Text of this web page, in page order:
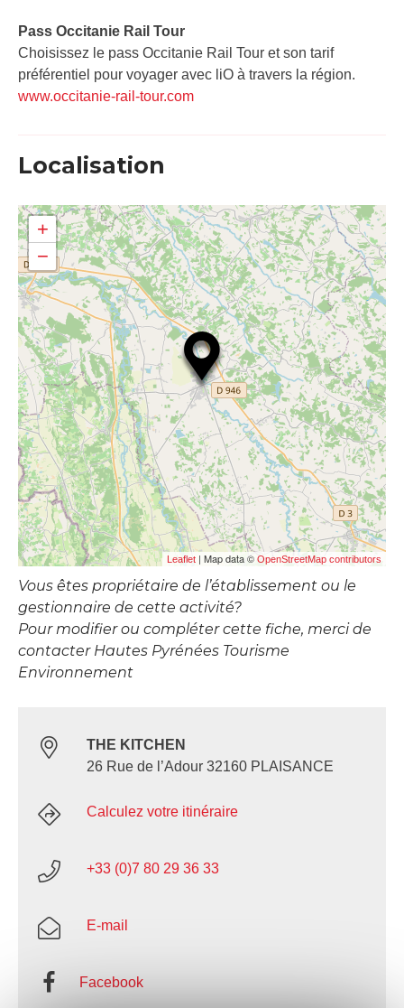
Pass Occitanie Rail Tour​
Choisissez le pass Occitanie Rail Tour et son tarif
préférentiel pour voyager avec liO à travers la région.
www.occitanie-rail-tour.com
Localisation
+
−
Leaflet | Map data © OpenStreetMap contributors
Vous êtes propriétaire de l’établissement ou le
gestionnaire de cette activité?
Pour modifier ou compléter cette fiche, merci de
contacter Hautes Pyrénées Tourisme
Environnement
THE KITCHEN
26 Rue de l’Adour 32160 PLAISANCE
Calculez votre itinéraire
+33 (0)7 80 29 36 33
E-mail
Facebook